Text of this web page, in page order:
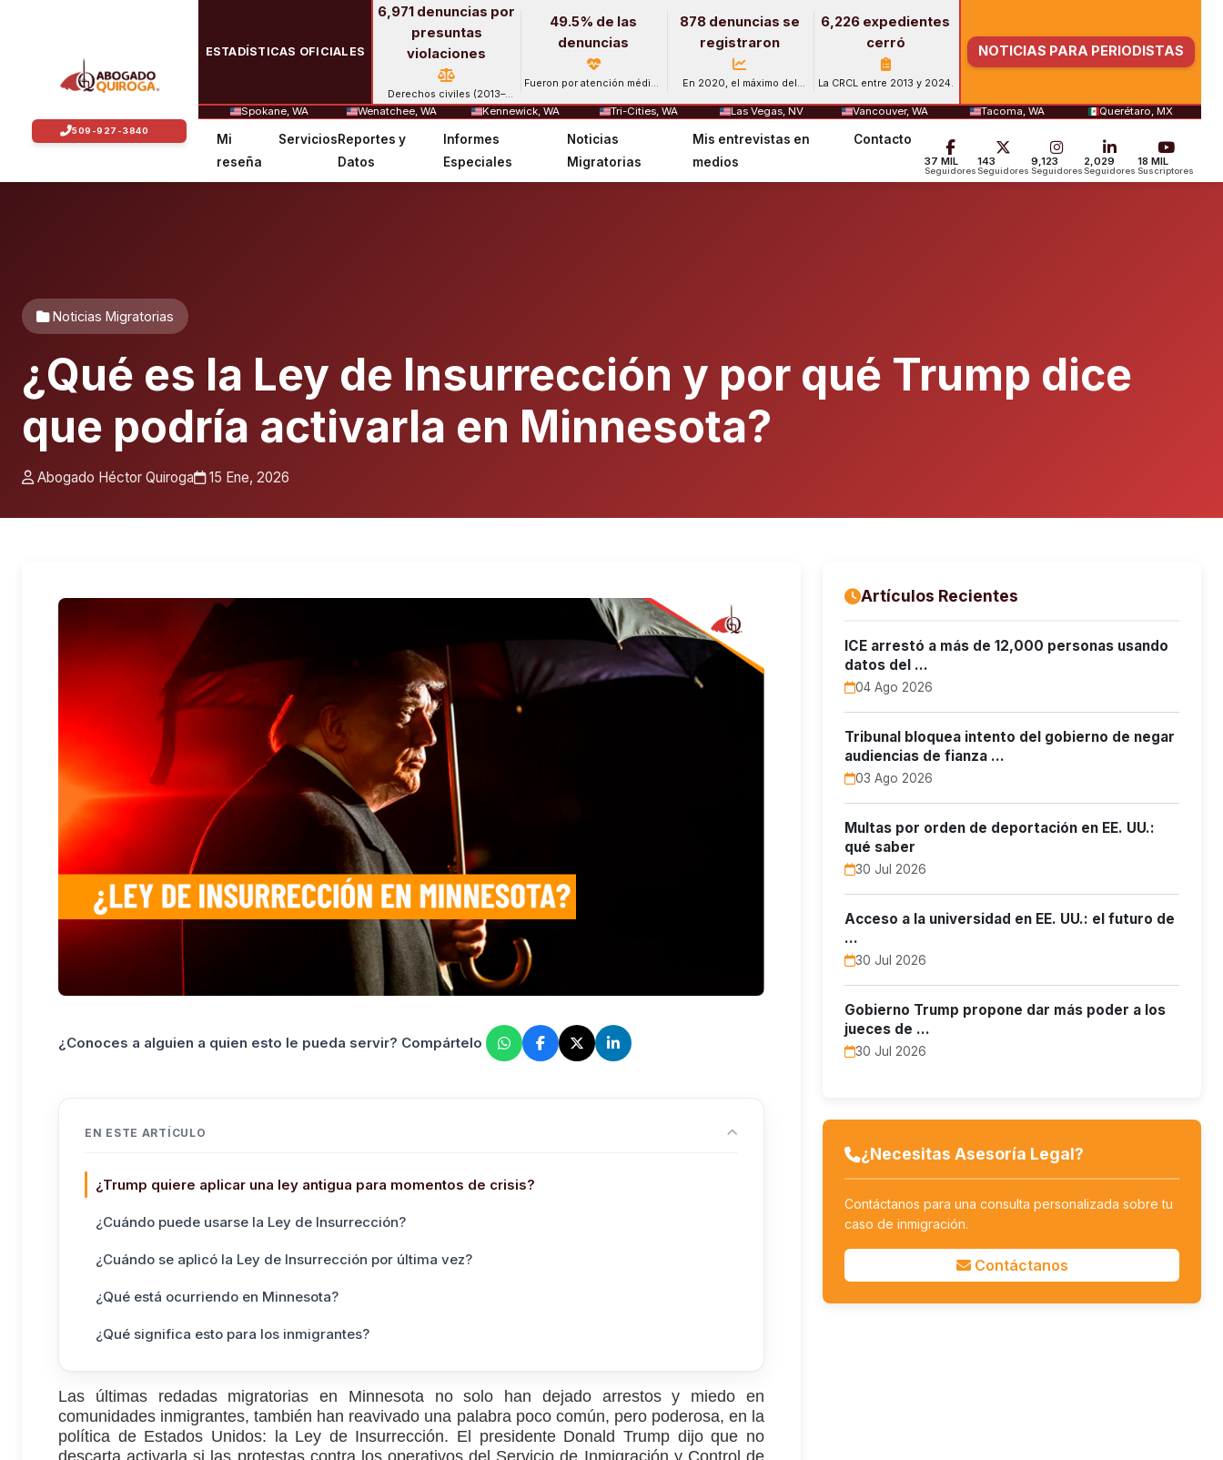
ESTADÍSTICAS OFICIALES
6,971 denuncias por
presuntas
violaciones
Derechos civiles (2013–
2024).
49.5% de las
denuncias
Fueron por atención médica
878 denuncias se
registraron
En 2020, el máximo del
6,226 expedientes
cerró
La CRCL entre 2013 y 2024.
NOTICIAS PARA PERIODISTAS
Spokane, WA Wenatchee, WA Kennewick, WA Tri-Cities, WA Las Vegas, NV Vancouver, WA Tacoma, WA Querétaro, MX
Mi
reseña
ServiciosReportes y
Datos
Informes
Especiales
Noticias
Migratorias
Mis entrevistas en
medios
Contacto
37 MIL
Seguidores
143
Seguidores
9,123
Seguidores
2,029
Seguidores
18 MIL
Suscriptores
Noticias Migratorias
¿Qué es la Ley de Insurrección y por qué Trump dice
que podría activarla en Minnesota?
Abogado Héctor Quiroga 15 Ene, 2026
¿Conoces a alguien a quien esto le pueda servir? Compártelo
EN ESTE ARTÍCULO
¿Trump quiere aplicar una ley antigua para momentos de crisis?
¿Cuándo puede usarse la Ley de Insurrección?
¿Cuándo se aplicó la Ley de Insurrección por última vez?
¿Qué está ocurriendo en Minnesota?
¿Qué significa esto para los inmigrantes?
Las últimas redadas migratorias en Minnesota no solo han dejado arrestos y miedo en
comunidades inmigrantes, también han reavivado una palabra poco común, pero poderosa, en la
política de Estados Unidos: la Ley de Insurrección. El presidente Donald Trump dijo que no
descarta activarla si las protestas contra los operativos del Servicio de Inmigración y Control de
Artículos Recientes
ICE arrestó a más de 12,000 personas usando
datos del …
04 Ago 2026
Tribunal bloquea intento del gobierno de negar
audiencias de fianza …
03 Ago 2026
Multas por orden de deportación en EE. UU.:
qué saber
30 Jul 2026
Acceso a la universidad en EE. UU.: el futuro de
…
30 Jul 2026
Gobierno Trump propone dar más poder a los
jueces de …
30 Jul 2026
¿Necesitas Asesoría Legal?
Contáctanos para una consulta personalizada sobre tu
caso de inmigración.
Contáctanos